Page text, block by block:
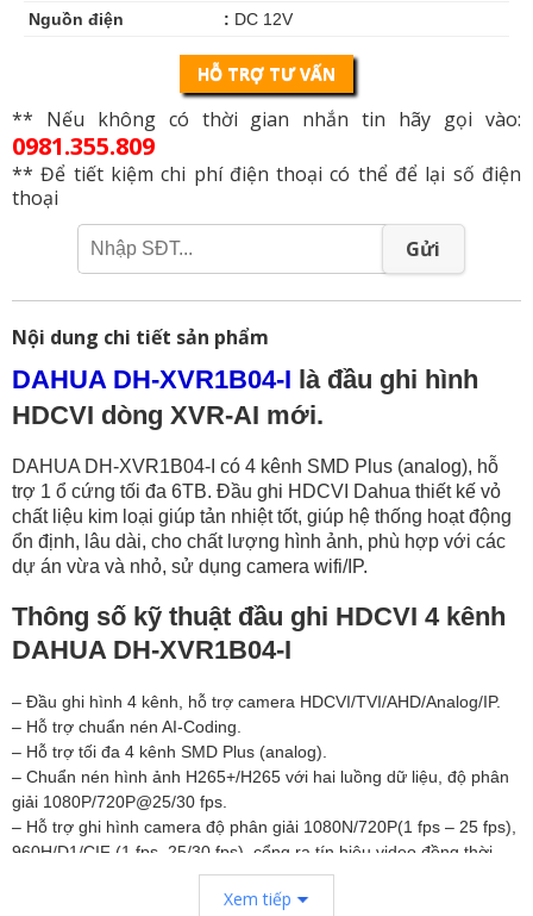
Nguồn điện : DC 12V
HỖ TRỢ TƯ VẤN
** Nếu không có thời gian nhắn tin hãy gọi vào:
0981.355.809
** Để tiết kiệm chi phí điện thoại có thể để lại số điện
thoại
Gửi
Nội dung chi tiết sản phẩm
DAHUA DH-XVR1B04-I là đầu ghi hình
HDCVI dòng XVR-AI mới.
DAHUA DH-XVR1B04-I có 4 kênh SMD Plus (analog), hỗ
trợ 1 ổ cứng tối đa 6TB. Đầu ghi HDCVI Dahua thiết kế vỏ
chất liệu kim loại giúp tản nhiệt tốt, giúp hệ thống hoạt động
ổn định, lâu dài, cho chất lượng hình ảnh, phù hợp với các
dự án vừa và nhỏ, sử dụng camera wifi/IP.
Thông số kỹ thuật đầu ghi HDCVI 4 kênh
DAHUA DH-XVR1B04-I
– Đầu ghi hình 4 kênh, hỗ trợ camera HDCVI/TVI/AHD/Analog/IP.
– Hỗ trợ chuẩn nén AI-Coding.
– Hỗ trợ tối đa 4 kênh SMD Plus (analog).
– Chuẩn nén hình ảnh H265+/H265 với hai luồng dữ liệu, độ phân
giải 1080P/720P@25/30 fps.
– Hỗ trợ ghi hình camera độ phân giải 1080N/720P(1 fps – 25 fps),
960H/D1/CIF (1 fps–25/30 fps), cổng ra tín hiệu video đồng thời
– Hỗ trợ kết nối nhiều nhãn hiệu camera IP(4+1), hỗ trợ lên đến
Xem tiếp